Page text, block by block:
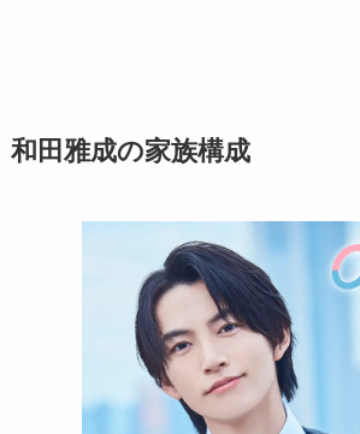
和田雅成の家族構成